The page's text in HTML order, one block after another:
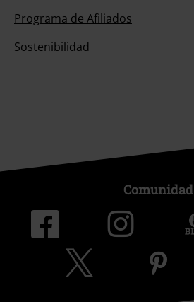
Programa de Afiliados
Sostenibilidad
Comunidad